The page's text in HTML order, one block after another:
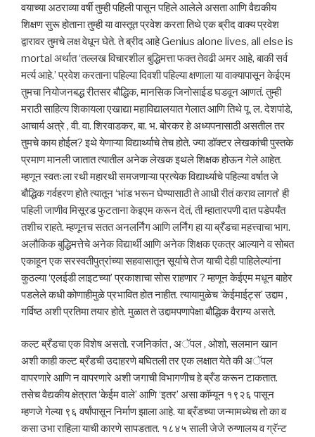
वयाच्या अठराव्या वर्षी तुम्ही पहिली पासून पहिले आलेले असता आणि वैद्यकीय
शिक्षण सुरू होताना तुम्ही या वास्तूत प्रवेश करता तिथे एक ब्रीद वाक्य प्रवेश
द्वारावर तुमचे लक्ष वेधून घेते. ते ब्रीद आहे Genius alone lives, all else is
mortal अर्थात ‘तल्लख विचारशील बुद्धिमत्ता फक्त तेवढी अमर आहे, बाकी सर्व
मर्त्य आहे.’ प्रवेश करताना पहिल्या दिवशी पहिल्या क्षणाला या वाक्यापासून केईएम
तुमचा नियोजनबद्ध रीतसर बौद्धिक, मानसिक जिनोसाईड घडवून आणतं. तुम्ही
मराठी साहित्य शिकायला एखाद्या महाविद्यालयात गेलात आणि तिथे पू. ल. देशपांडे,
आचार्य अत्रे , वी. वा. शिरवाडकर, बा. भ. बोरकर हे अध्यपनासाठी असतील तर
तुमचे काय होईल? इथे येणाऱ्या विद्यार्थ्याचे तेच होते. ज्या डॉक्टर लेखकांची पुस्तके
प्रमाण मानली जातात त्यातील अनेक लेखक इथले शिक्षक होऊन गेले आहेत.
म्हणून स्वतःला रथी महारथी समजणाऱ्या प्रत्येक विद्यार्थ्याचे पहिल्या वर्षात जे
बौद्धिक गर्वहरण होते त्यातून ‘भांड भरून घेण्यासाठी ते आधी रीतं कराव लागतं’ ही
पहिली जाणीव मिसूरड फुटताना केइएम करून देतं, ती म्हातारपणी दात पडेपर्यंत
तशीच राहते. म्हणूनच सतत अनलर्निंग आणि लर्निंग हा या ब्रँडचा महत्त्वाचा भाग.
अलौकिक बुद्धिमत्तेचे अनेक विद्यार्थी आणि अनेक शिक्षक एकत्र आल्याने व सोबत
एकाहून एक सरस्वतीपुत्रांच्या सहवासातून सूर्याचे तेज याची देही पाहिलेल्यांना
कुठल्या ‘एलईडी लाइटच्या’ प्रकाशाचा सोस राहणार ? म्हणून केईएम मधून बाहेर
पडलेले कधी कोणाहीमुळे प्रभावित होत नाहीत. त्यायामुळेच ‘केईमाईट्स’ उद्दाम ,
गर्विष्ठ अशी प्रतिमा तयार होते. मुळात ते उद्दामपणापेक्षा बौद्धिक वैराग्य असते.
कल्ट ब्रँडचा एक विशेष असतो. रजनिकांत , अॅपल , ओशो, सलमान खान
अशी काही कल्ट ब्रँडची उदाहरणे बघितली तर एक लक्षात येते की अॅपल
वापरणारे आणि न वापरणारे अशी जगाची विभागणीच हे ब्रँड करून टाकतात.
तसेच वैद्यकीय क्षेत्रात ‘केईम वाले’ आणि ‘इतर’ असा कॉम्यून १९२६ पासून
म्हणजे गेल्या ९६ वर्षांपासून निर्माण झाला आहे. या ब्रँडच्या जन्मामध्येच तो का व
कसा उभा राहिला याची कारणे सापडतात. १८४५ साली जेजे रुग्णालय व ग्रॅन्ट